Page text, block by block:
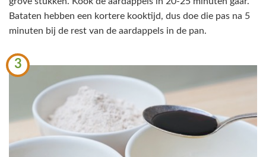
Bataten hebben een kortere kooktijd, dus doe die pas na 5
minuten bij de rest van de aardappels in de pan.
3